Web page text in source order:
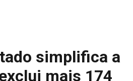
simplifica a
mais 174